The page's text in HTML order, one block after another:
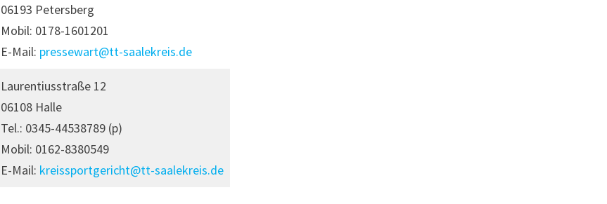
06193 Petersberg
Mobil: 0178-1601201
E-Mail: pressewart@tt-saalekreis.de
Laurentiusstraße 12
06108 Halle
Tel.: 0345-44538789 (p)
Mobil: 0162-8380549
E-Mail: kreissportgericht@tt-saalekreis.de